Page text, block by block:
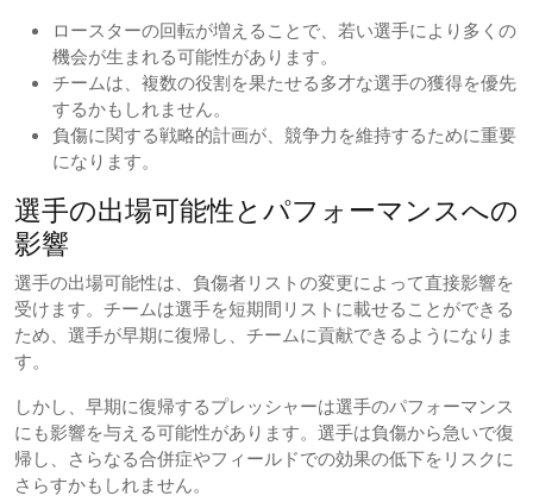
ロースターの回転が増えることで、若い選手により多くの
機会が生まれる可能性があります。
チームは、複数の役割を果たせる多才な選手の獲得を優先
するかもしれません。
負傷に関する戦略的計画が、競争力を維持するために重要
になります。
選手の出場可能性とパフォーマンスへの
影響
選手の出場可能性は、負傷者リストの変更によって直接影響を
受けます。チームは選手を短期間リストに載せることができる
ため、選手が早期に復帰し、チームに貢献できるようになりま
す。
しかし、早期に復帰するプレッシャーは選手のパフォーマンス
にも影響を与える可能性があります。選手は負傷から急いで復
帰し、さらなる合併症やフィールドでの効果の低下をリスクに
さらすかもしれません。